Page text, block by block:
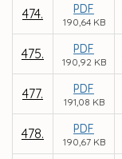
474. PDF
190,64 KB
475. PDF
190,92 KB
477. PDF
191,08 KB
478. PDF
190,67 KB